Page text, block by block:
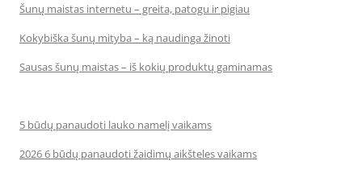
Šunų maistas internetu – greita, patogu ir pigiau
Kokybiška šunų mityba – ką naudinga žinoti
Sausas šunų maistas – iš kokių produktų gaminamas
5 būdų panaudoti lauko namelį vaikams
2026 6 būdų panaudoti žaidimų aikšteles vaikams